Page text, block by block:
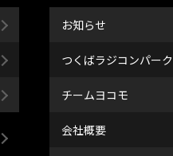
お知らせ
つくばラジコンパーク
チームヨコモ
会社概要